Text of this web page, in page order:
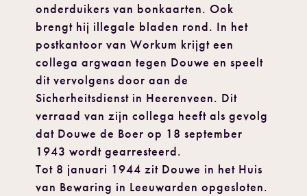
onderduikers van bonkaarten. Ook
brengt hij illegale bladen rond. In het
postkantoor van Workum krijgt een
collega argwaan tegen Douwe en speelt
dit vervolgens door aan de
Sicherheitsdienst in Heerenveen. Dit
verraad van zijn collega heeft als gevolg
dat Douwe de Boer op 18 september
1943 wordt gearresteerd.
Tot 8 januari 1944 zit Douwe in het Huis
van Bewaring in Leeuwarden opgesloten.